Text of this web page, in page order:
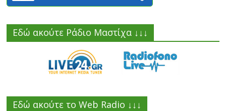
Εδώ ακούτε Ράδιο Μαστίχα ↓↓↓
Εδώ ακούτε το Web Radio ↓↓↓